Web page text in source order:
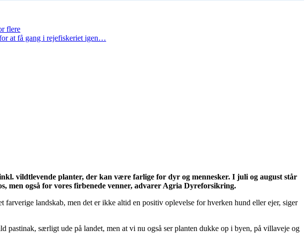
flere
at få gang i rejefiskeriet igen…
vildtlevende planter, der kan være farlige for dyr og mennesker. I juli og august står
men også for vores firbenede venner, advarer Agria Dyreforsikring.
landskab, men det er ikke altid en positiv oplevelse for hverken hund eller ejer, siger
særligt ude på landet, men at vi nu også ser planten dukke op i byen, på villaveje og